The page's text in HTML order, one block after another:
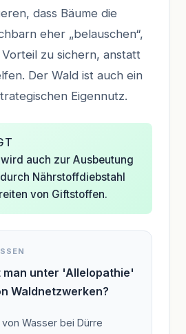
dass Bäume die
eher „belauschen“,
zu sichern, anstatt
Der Wald ist auch ein
Eigennutz.
auch zur Ausbeutung
Nährstoffdiebstahl
von Giftstoffen.
man unter 'Allelopathie'
Waldnetzwerken?
Wasser bei Dürre